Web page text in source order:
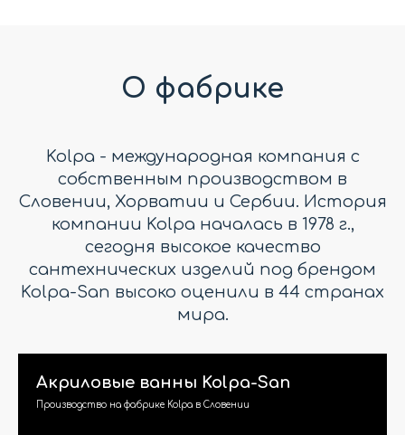
О фабрике
Kolpa - международная компания с
собственным производством в
Словении, Хорватии и Сербии. История
компании Kolpa началась в 1978 г.,
сегодня высокое качество
сантехнических изделий под брендом
Kolpa-San высоко оценили в 44 странах
мира.
Акриловые ванны Kolpa-San
Производство на фабрике Kolpa в Словении